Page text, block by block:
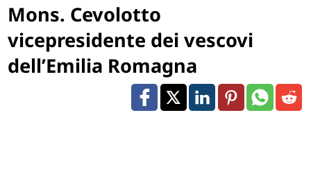
Mons. Cevolotto
vicepresidente dei vescovi
dell’Emilia Romagna